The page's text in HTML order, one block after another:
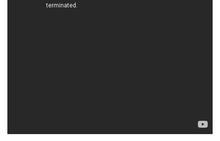
Công ty Hóa chất Đắc Trường Phát tự hào là đối tác
đáng tin cậy trong lĩnh vực cung cấp và phân phối